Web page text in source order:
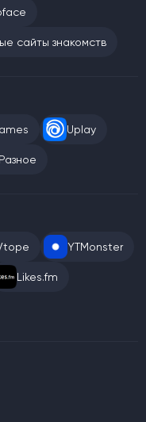
сайты знакомств
Uplay
YTMonster
Likes.fm